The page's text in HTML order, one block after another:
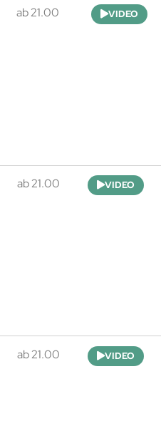
ab 21.00 VIDEO
ab 21.00 VIDEO
ab 21.00 VIDEO